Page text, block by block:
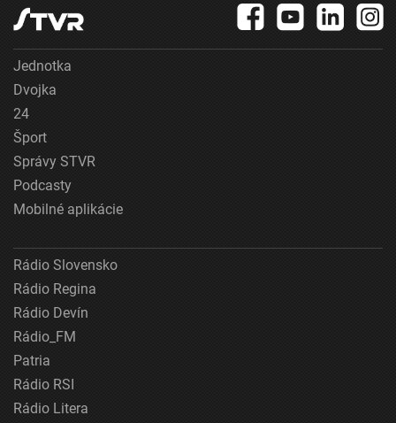
Jednotka
Dvojka
24
Šport
Správy STVR
Podcasty
Mobilné aplikácie
Rádio Slovensko
Rádio Regina
Rádio Devín
Rádio_FM
Patria
Rádio RSI
Rádio Litera